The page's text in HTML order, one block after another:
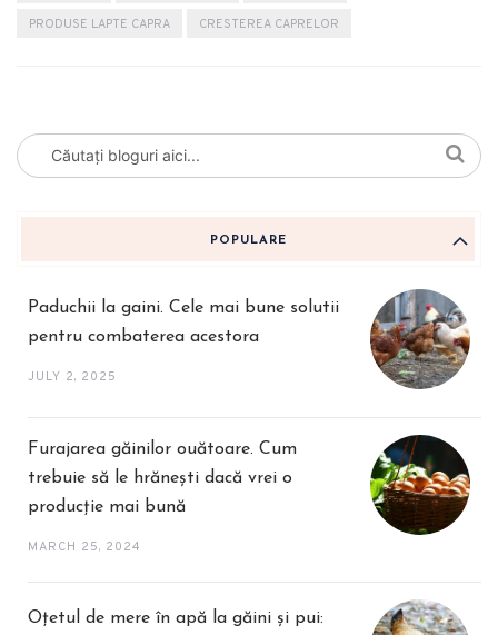
PRODUSE LAPTE CAPRA CRESTEREA CAPRELOR
POPULARE
Paduchii la gaini. Cele mai bune solutii
pentru combaterea acestora
JULY 2, 2025
Furajarea găinilor ouătoare. Cum
trebuie să le hrănești dacă vrei o
producție mai bună
MARCH 25, 2024
Oțetul de mere în apă la găini și pui: